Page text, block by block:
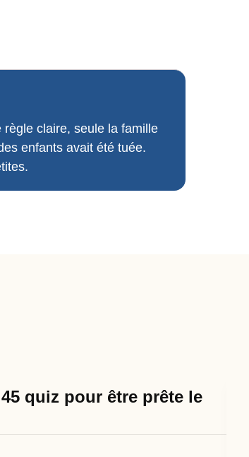
claire, seule la famille
enfants avait été tuée.
quiz pour être prête le